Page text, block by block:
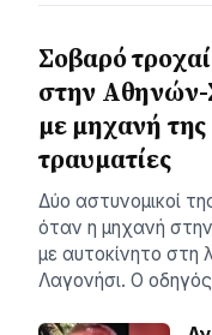
Σοβαρό
στην Αθηνών-
με μηχανή
τραυματίες
Δύο αστυνομικοί
όταν η μηχανή
με αυτοκίνητο
Λαγονήσι. Ο